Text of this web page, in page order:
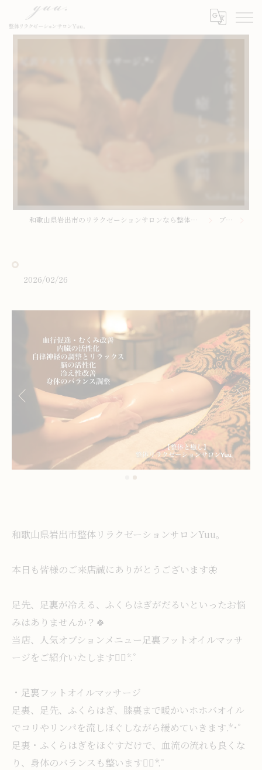
和歌山県岩出市のリラクゼーションサロンなら整体リラクゼーションサロンYuu。 ブログ
2026/02/26
和歌山県岩出市整体リラクゼーションサロンYuu。
本日も皆様のご来店誠にありがとうございます🦋
足先、足裏が冷える、ふくらはぎがだるいといったお悩
みはありませんか？🍀
当店、人気オプションメニュー足裏フットオイルマッサ
ージをご紹介いたします❁⃘*.ﾟ
・足裏フットオイルマッサージ
足裏、足先、ふくらはぎ、膝裏まで暖かいホホバオイル
でコリやリンパを流しほぐしながら緩めていきます.*･ﾟ
足裏・ふくらはぎをほぐすだけで、血流の流れも良くな
り、身体のバランスも整います❁⃘*.ﾟ